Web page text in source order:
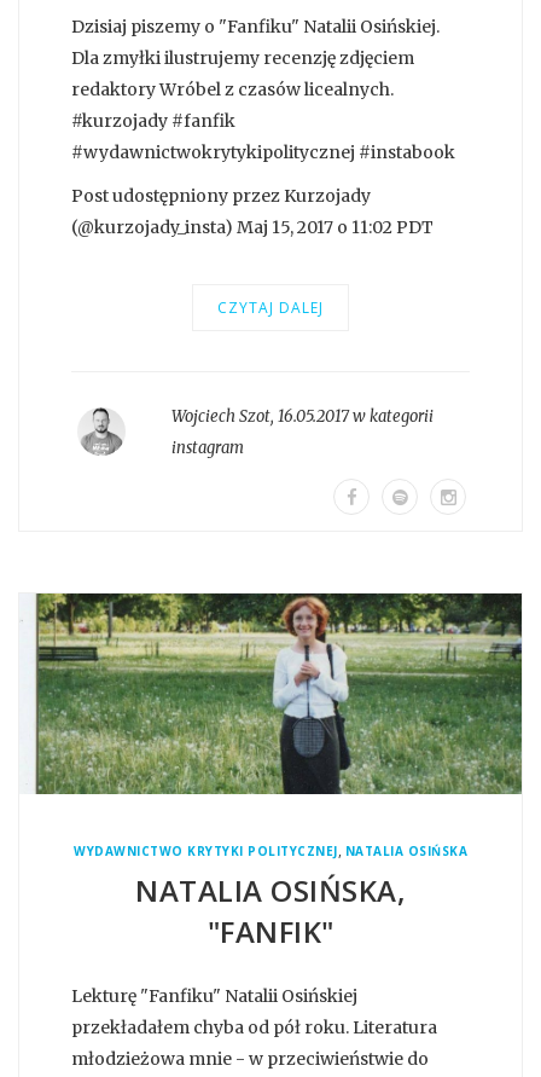
Dzisiaj piszemy o "Fanfiku" Natalii Osińskiej.
Dla zmyłki ilustrujemy recenzję zdjęciem
redaktory Wróbel z czasów licealnych.
#kurzojady #fanfik
#wydawnictwokrytykipolitycznej #instabook
Post udostępniony przez Kurzojady
(@kurzojady_insta) Maj 15, 2017 o 11:02 PDT
CZYTAJ DALEJ
Wojciech Szot, 16.05.2017 w kategorii
instagram
WYDAWNICTWO KRYTYKI POLITYCZNEJ, NATALIA OSIŃSKA
NATALIA OSIŃSKA,
"FANFIK"
Lekturę "Fanfiku" Natalii Osińskiej
przekładałem chyba od pół roku. Literatura
młodzieżowa mnie - w przeciwieństwie do